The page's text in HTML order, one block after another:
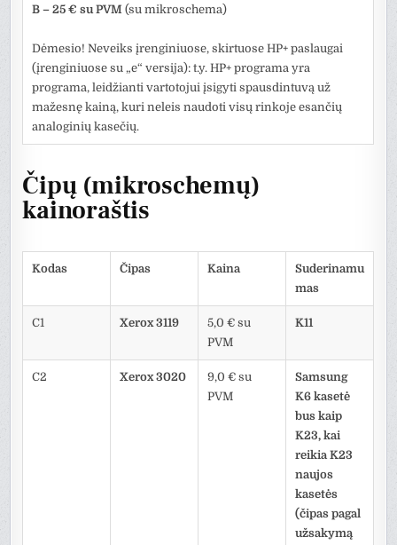
B – 25 € su PVM (su mikroschema)
Dėmesio! Neveiks įrenginiuose, skirtuose HP+ paslaugai
(įrenginiuose su „e“ versija): t.y. HP+ programa yra
programa, leidžianti vartotojui įsigyti spausdintuvą už
mažesnę kainą, kuri neleis naudoti visų rinkoje esančių
analoginių kasečių.
Čipų (mikroschemų)
kainoraštis
Kodas Čipas Kaina
Suderinamu
mas
C1 Xerox 3119
5,0 € su
PVM
K11
C2 Xerox 3020
9,0 € su
PVM
Samsung
K6 kasetė
bus kaip
K23, kai
reikia K23
naujos
kasetės
(čipas pagal
užsakymą